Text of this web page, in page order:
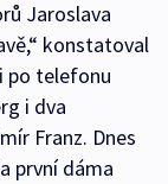
Jaroslava
konstatoval
po telefonu
i dva
Franz. Dnes
první dáma